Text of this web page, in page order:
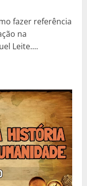
fazer referência
na
Leite....